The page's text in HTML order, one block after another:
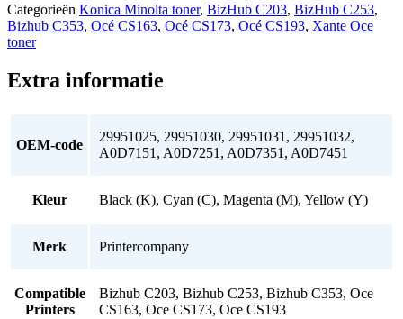
Categorieën Konica Minolta toner, BizHub C203, BizHub C253,
Bizhub C353, Océ CS163, Océ CS173, Océ CS193, Xante Oce
toner
Extra informatie
OEM-code
29951025, 29951030, 29951031, 29951032,
A0D7151, A0D7251, A0D7351, A0D7451
Kleur Black (K), Cyan (C), Magenta (M), Yellow (Y)
Merk Printercompany
Compatible
Printers
Bizhub C203, Bizhub C253, Bizhub C353, Oce
CS163, Oce CS173, Oce CS193